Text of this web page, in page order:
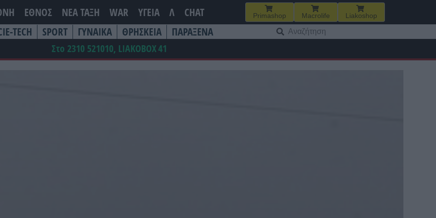
ΕΘΝΟΣ ΝΕΑ ΤΆΞΗ WAR ΥΓΕΙΑ Λ CHAT Primashop Macrolife Liakoshop
TECH SPORT ΓΥΝΑΙΚΑ ΘΡΗΣΚΕΙΑ ΠΑΡΑΞΕΝΑ
για:
Στο 2310 521010, LIAKOBOX41